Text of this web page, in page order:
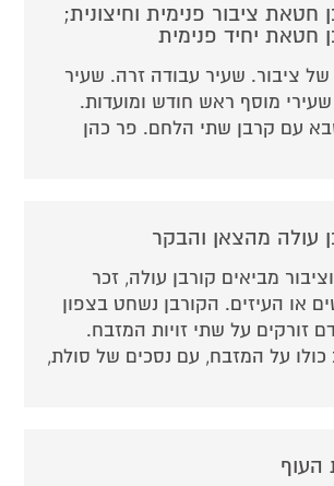
חטאת ציבור פנימית וחיצונית;
חטאת יחיד פנימית
ציבור. שעיר עבודה זרה. שעיר
שעירי מוסף ראש חודש ומועדות.
עם קרבן שתי הלחם. פר כהן
עולה מהצאן והבקר
מביאים קורבן עולה, זכר
או העיזים. הקורבן נשחט בצפון
זורקים על שתי זויות המזבח.
כולו על המזבח, עם נסכים של סולת,
העוף